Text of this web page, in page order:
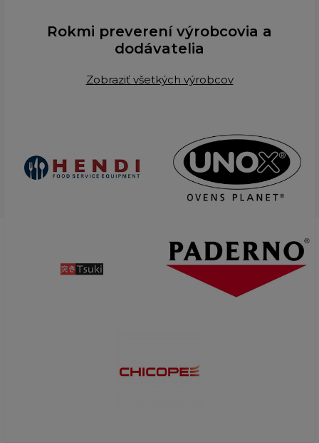
Rokmi preverení výrobcovia a
dodávatelia
Zobraziť všetkých výrobcov